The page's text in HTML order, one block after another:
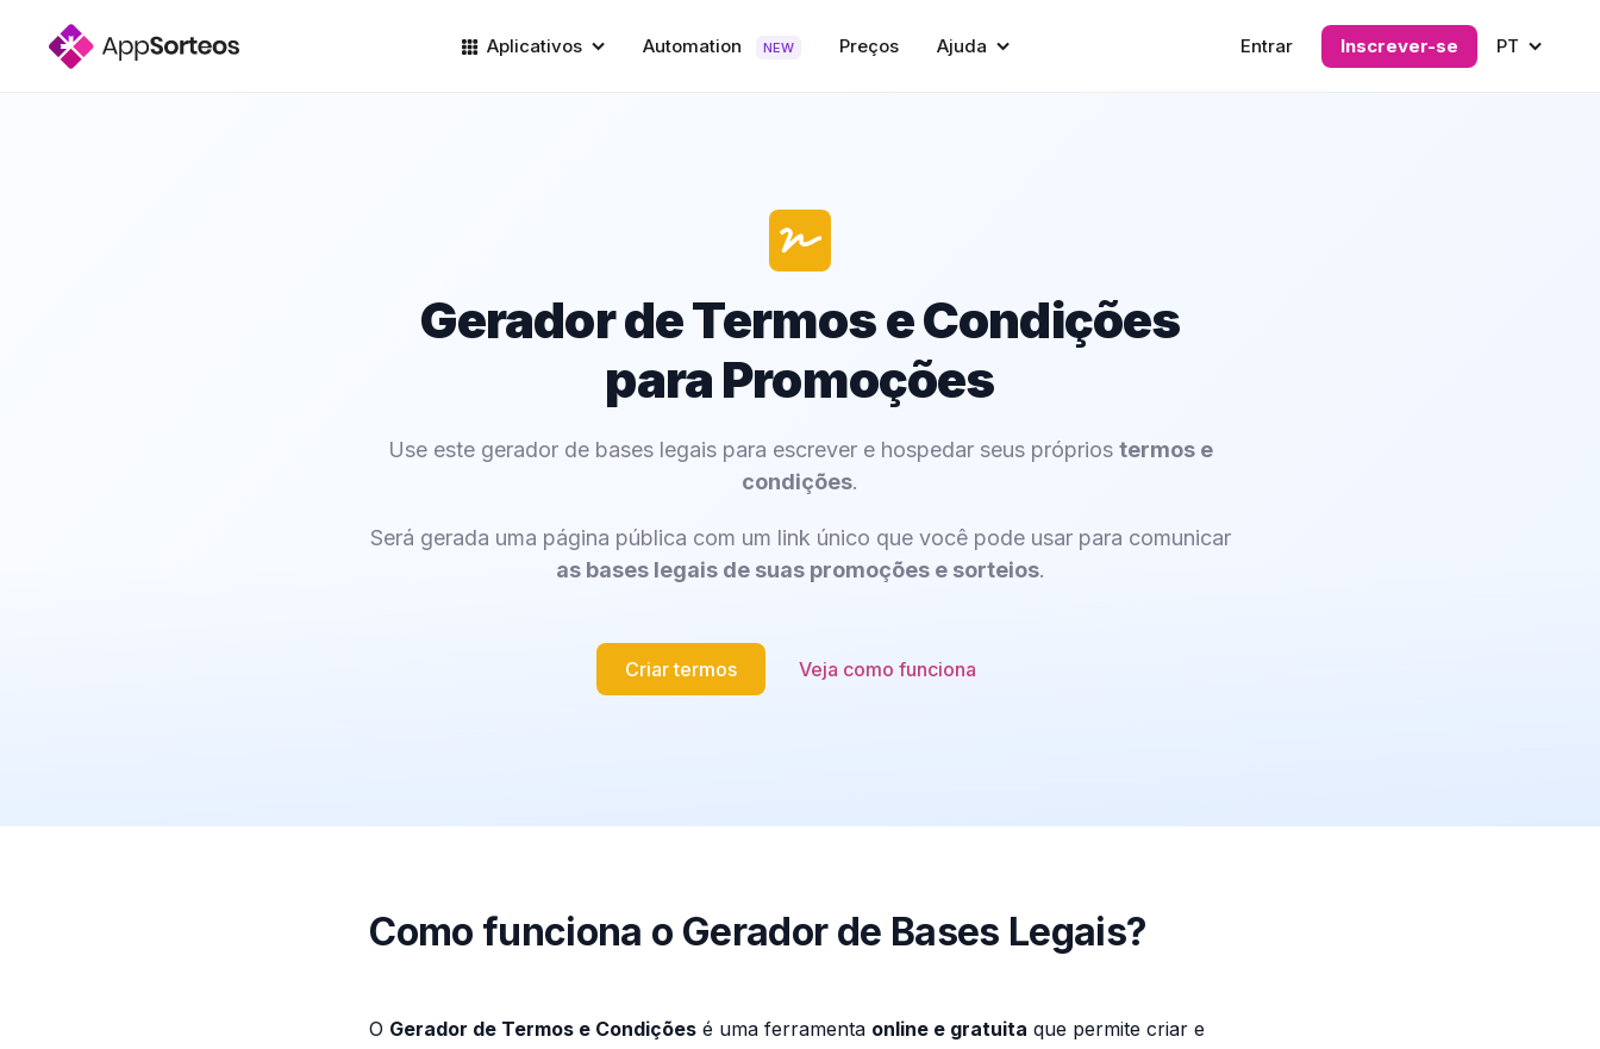
Aplicativos Automation NEW Preços Ajuda Entrar Inscrever-se PT
Gerador de Termos e Condições
para Promoções
Use este gerador de bases legais para escrever e hospedar seus próprios termos e
condições.
Será gerada uma página pública com um link único que você pode usar para comunicar
as bases legais de suas promoções e sorteios.
Criar termos Veja como funciona
Como funciona o Gerador de Bases Legais?
O Gerador de Termos e Condições é uma ferramenta online e gratuita que permite criar e